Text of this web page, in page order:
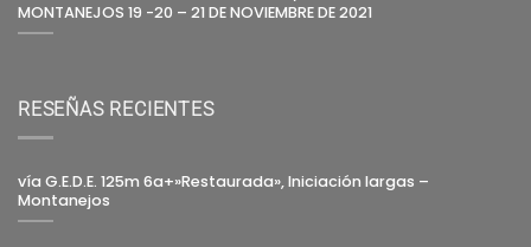
MONTANEJOS 19 -20 – 21 DE NOVIEMBRE DE 2021
RESEÑAS RECIENTES
vía G.E.D.E. 125m 6a+»Restaurada», Iniciación largas –
Montanejos